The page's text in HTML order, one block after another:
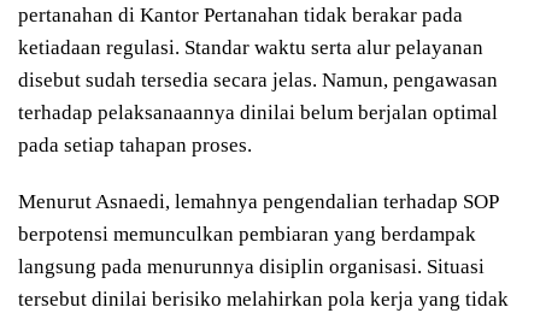
pertanahan di Kantor Pertanahan tidak berakar pada
ketiadaan regulasi. Standar waktu serta alur pelayanan
disebut sudah tersedia secara jelas. Namun, pengawasan
terhadap pelaksanaannya dinilai belum berjalan optimal
pada setiap tahapan proses.
Menurut Asnaedi, lemahnya pengendalian terhadap SOP
berpotensi memunculkan pembiaran yang berdampak
langsung pada menurunnya disiplin organisasi. Situasi
tersebut dinilai berisiko melahirkan pola kerja yang tidak